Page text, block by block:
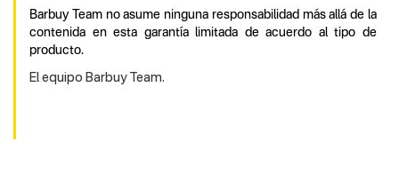
Barbuy Team no asume ninguna responsabilidad más allá de la
contenida en esta garantía limitada de acuerdo al tipo de
producto.
El equipo Barbuy Team.